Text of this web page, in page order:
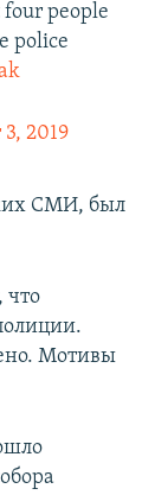
four people
police
2019
СМИ, был
что
Мотивы